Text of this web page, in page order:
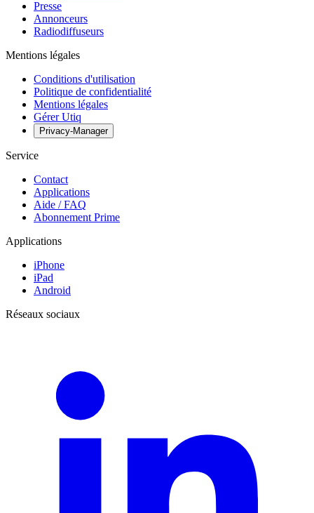
Presse
Annonceurs
Radiodiffuseurs
Mentions légales
Conditions d'utilisation
Politique de confidentialité
Mentions légales
Gérer Utiq
Privacy-Manager
Service
Contact
Applications
Aide / FAQ
Abonnement Prime
Applications
iPhone
iPad
Android
Réseaux sociaux